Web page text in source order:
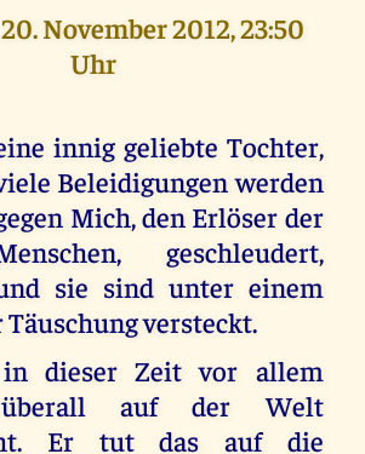
November 2012, 23:50
Uhr
innig geliebte Tochter,
Beleidigungen werden
Mich, den Erlöser der
geschleudert,
sie sind unter einem
Täuschung versteckt.
dieser Zeit vor allem
auf der Welt
Er tut das auf die